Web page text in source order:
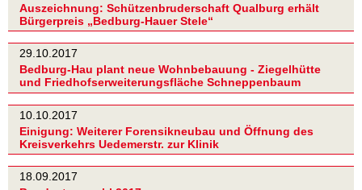
Auszeichnung: Schützenbruderschaft Qualburg erhält
Bürgerpreis „Bedburg-Hauer Stele“
29.10.2017
Bedburg-Hau plant neue Wohnbebauung - Ziegelhütte
und Friedhofserweiterungsfläche Schneppenbaum
10.10.2017
Einigung: Weiterer Forensikneubau und Öffnung des
Kreisverkehrs Uedemerstr. zur Klinik
18.09.2017